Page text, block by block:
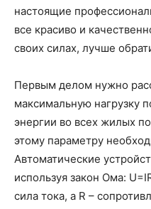
настоящие
все красиво и
своих силах, лучше
Первым делом нужно
максимальную нагрузку
энергии во всех жилых
этому параметру
Автоматические
используя закон Ома:
сила тока, а R –